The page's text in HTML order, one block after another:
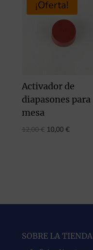
¡Oferta!
Activador de
diapasones para
mesa
12,00€ El
10,00 €El
SOBRE LA TIENDA